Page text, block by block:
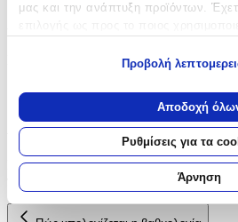
μας και την ανάπτυξη προϊόντων.
Να συλλέξουμε πληροφορίες
σας τοποθεσία, οι οποίες μπορεί να
απόσταση μερικών μέτρων
Να αναγνωρίσουμε τη
για συγκεκριμένα
Μάθετε περισσότερα σχετικά με τον
προσωπικών σας δεδομένων και
Προβολή
Αποδοχή
Ρυθμίσεις για τα
Άρνηση
Χαρακτηριστικά
Φερμουάρ
Αξιολογήσεις
Προς το παρόν δεν υπάρχουν άλλες
προστεθούν, θα εμφανιστούν εδώ.